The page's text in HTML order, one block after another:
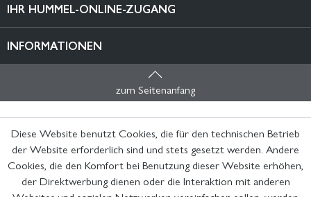
IHR HUMMEL-ONLINE-ZUGANG
INFORMATIONEN
zum Seitenanfang
Diese Website benutzt Cookies, die für den technischen Betrieb
der Website erforderlich sind und stets gesetzt werden. Andere
Cookies, die den Komfort bei Benutzung dieser Website erhöhen,
der Direktwerbung dienen oder die Interaktion mit anderen